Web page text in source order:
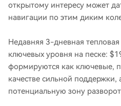
открытому интересу может
навигации по этим диким
Недавняя 3-дневная
ключевых уровня на песке:
формируются как ключевые,
качестве сильной
потенциальную зону